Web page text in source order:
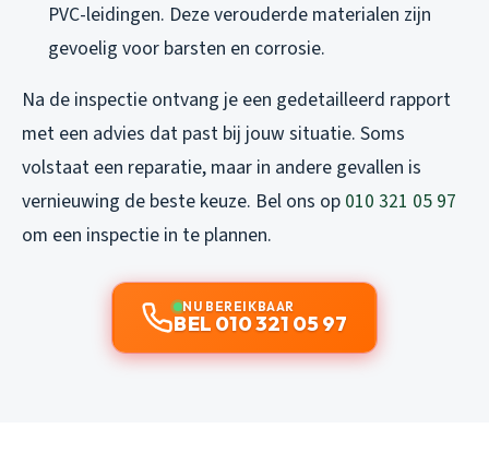
PVC-leidingen. Deze verouderde materialen zijn
gevoelig voor barsten en corrosie.
Na de inspectie ontvang je een gedetailleerd rapport
met een advies dat past bij jouw situatie. Soms
volstaat een reparatie, maar in andere gevallen is
vernieuwing de beste keuze. Bel ons op 010 321 05 97
om een inspectie in te plannen.
NU BEREIKBAAR
BEL 010 321 05 97